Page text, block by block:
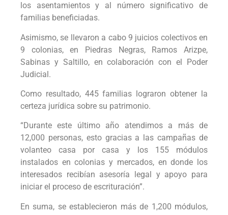
los asentamientos y al número significativo de
familias beneficiadas.
Asimismo, se llevaron a cabo 9 juicios colectivos en
9 colonias, en Piedras Negras, Ramos Arizpe,
Sabinas y Saltillo, en colaboración con el Poder
Judicial.
Como resultado, 445 familias lograron obtener la
certeza jurídica sobre su patrimonio.
“Durante este último año atendimos a más de
12,000 personas, esto gracias a las campañas de
volanteo casa por casa y los 155 módulos
instalados en colonias y mercados, en donde los
interesados recibían asesoría legal y apoyo para
iniciar el proceso de escrituración”.
En suma, se establecieron más de 1,200 módulos,